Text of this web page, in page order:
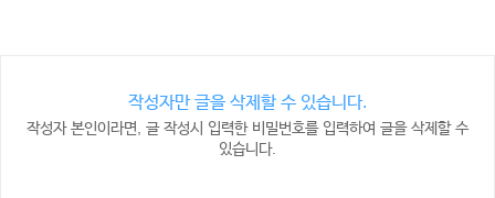
작성자만 글을 삭제할 수 있습니다.
작성자 본인이라면, 글 작성시 입력한 비밀번호를 입력하여 글을 삭제할 수
있습니다.